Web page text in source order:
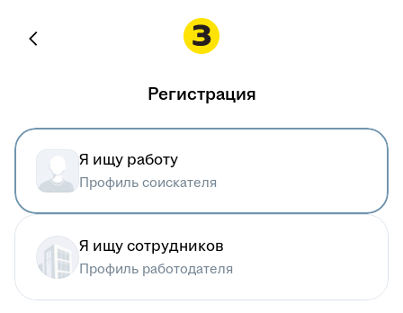
Регистрация
Я ищу работу
Профиль соискателя
Я ищу сотрудников
Профиль работодателя